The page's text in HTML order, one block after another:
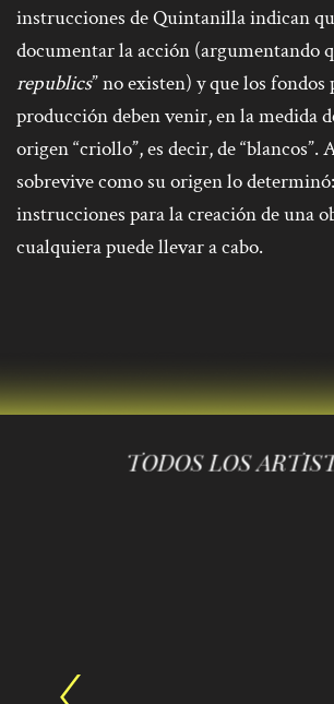
instrucciones de Quintanilla indican
documentar la acción (argumentando
republics” no existen) y que los fondos
producción deben venir, en la medida
origen “criollo”, es decir, de “blancos”.
sobrevive como su origen lo
instrucciones para la creación de una
cualquiera puede llevar a cabo.
TODOS LOS